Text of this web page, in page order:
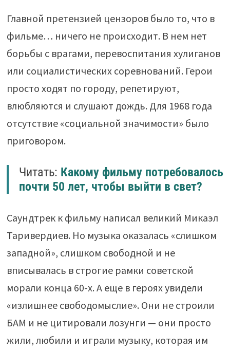
Главной претензией цензоров было то, что в
фильме… ничего не происходит. В нем нет
борьбы с врагами, перевоспитания хулиганов
или социалистических соревнований. Герои
просто ходят по городу, репетируют,
влюбляются и слушают дождь. Для 1968 года
отсутствие «социальной значимости» было
приговором.
Читать: Какому фильму потребовалось
почти 50 лет, чтобы выйти в свет?
Саундтрек к фильму написал великий Микаэл
Таривердиев. Но музыка оказалась «слишком
западной», слишком свободной и не
вписывалась в строгие рамки советской
морали конца 60-х. А еще в героях увидели
«излишнее свободомыслие». Они не строили
БАМ и не цитировали лозунги — они просто
жили, любили и играли музыку, которая им